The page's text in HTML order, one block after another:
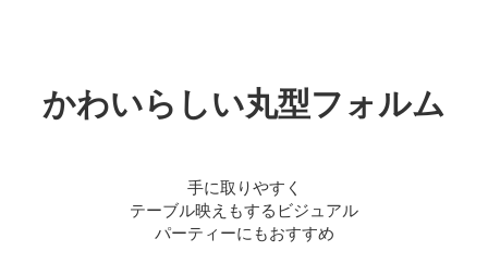
かわいらしい丸型フォルム
手に取りやすく
テーブル映えもするビジュアル
パーティーにもおすすめ